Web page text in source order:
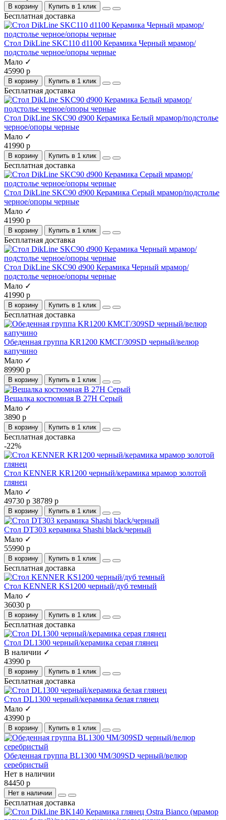
В корзину Купить в 1 клик
Бесплатная доставка
Стол DikLine SKC110 d1100 Керамика Черный мрамор/
подстолье черное/опоры черные
Мало ✓
45990 р
В корзину Купить в 1 клик
Бесплатная доставка
Стол DikLine SKC90 d900 Керамика Белый мрамор/подстолье
черное/опоры черные
Мало ✓
41990 р
В корзину Купить в 1 клик
Бесплатная доставка
Стол DikLine SKC90 d900 Керамика Серый мрамор/подстолье
черное/опоры черные
Мало ✓
41990 р
В корзину Купить в 1 клик
Бесплатная доставка
Стол DikLine SKC90 d900 Керамика Черный мрамор/
подстолье черное/опоры черные
Мало ✓
41990 р
В корзину Купить в 1 клик
Бесплатная доставка
Обеденная группа KR1200 КМСГ/309SD черный/велюр
капучино
Мало ✓
89990 р
В корзину Купить в 1 клик
Вешалка костюмная В 27Н Серый
Мало ✓
3890 р
В корзину Купить в 1 клик
Бесплатная доставка
-22%
Стол KENNER KR1200 черный/керамика мрамор золотой
глянец
Мало ✓
49730 р 38789 р
В корзину Купить в 1 клик
Стол DT303 керамика Shashi black/черный
Мало ✓
55990 р
В корзину Купить в 1 клик
Бесплатная доставка
Стол KENNER KS1200 черный/дуб темный
Мало ✓
36030 р
В корзину Купить в 1 клик
Бесплатная доставка
Стол DL1300 черный/керамика серая глянец
В наличии ✓
43990 р
В корзину Купить в 1 клик
Бесплатная доставка
Стол DL1300 черный/керамика белая глянец
Мало ✓
43990 р
В корзину Купить в 1 клик
Обеденная группа BL1300 ЧМ/309SD черный/велюр
серебристый
Нет в наличии
84450 р
Нет в наличии
Бесплатная доставка